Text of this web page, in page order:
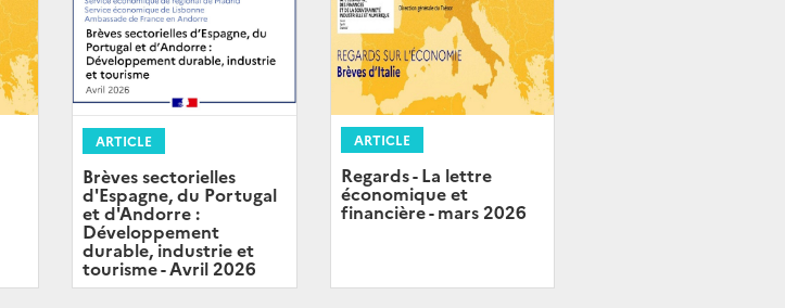
ARTICLE
Brèves sectorielles
d'Espagne, du Portugal
et d'Andorre :
Développement
durable, industrie et
tourisme - Avril 2026
ARTICLE
Regards - La lettre
économique et
financière - mars 2026